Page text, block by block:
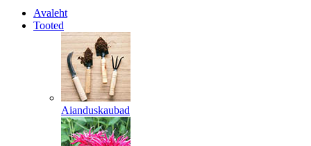
Avaleht
Tooted
Aianduskaubad